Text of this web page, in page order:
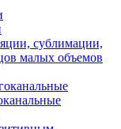
сублимации,
малых объемов